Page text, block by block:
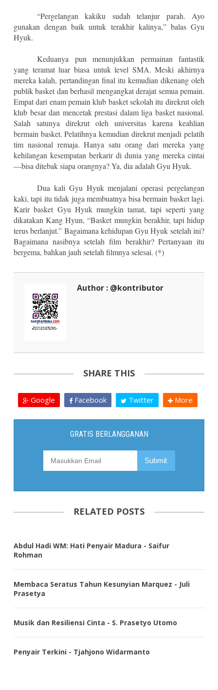
“Pergelangan kakiku sudah telanjur parah. Ayo
gunakan dengan baik untuk terakhir kalinya,” balas Gyu
Hyuk.
Keduanya pun menunjukkan permainan fantastik
yang teramat luar biasa untuk level SMA. Meski akhirnya
mereka kalah, pertandingan final itu kemudian dikenang oleh
publik basket dan berhasil mengangkat derajat semua pemain.
Empat dari enam pemain klub basket sekolah itu direkrut oleh
klub besar dan mencetak prestasi dalam liga basket nasional.
Salah satunya direkrut oleh universitas karena keahlian
bermain basket. Pelatihnya kemudian direkrut menjadi pelatih
tim nasional remaja. Hanya satu orang dari mereka yang
kehilangan kesempatan berkarir di dunia yang mereka cintai
—bisa ditebak siapa orangnya? Ya, dia adalah Gyu Hyuk.
Dua kali Gyu Hyuk menjalani operasi pergelangan
kaki, tapi itu tidak juga membuatnya bisa bermain basket lagi.
Karir basket Gyu Hyuk mungkin tamat, tapi seperti yang
dikatakan Kang Hyun, “Basket mungkin berakhir, tapi hidup
terus berlanjut.” Bagaimana kehidupan Gyu Hyuk setelah ini?
Bagaimana nasibnya setelah film berakhir? Pertanyaan itu
bergema, bahkan jauh setelah filmnya selesai. (*)
Author : @kontributor
SHARE THIS
Google Facebook Twitter More
RELATED POSTS
Abdul Hadi WM: Hati Penyair Madura - Saifur
Rohman
Membaca Seratus Tahun Kesunyian Marquez - Juli
Prasetya
Musik dan Resiliensi Cinta - S. Prasetyo Utomo
Penyair Terkini - Tjahjono Widarmanto